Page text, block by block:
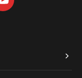
youtube